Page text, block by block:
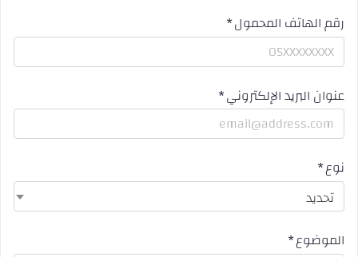
رقم الهاتف المحمول
عنوان البريد الإلكتروني
نوع
تحديد
الموضوع